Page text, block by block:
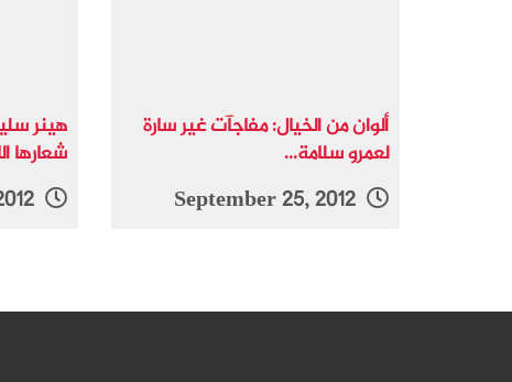
ألوان من الخيال: مفاجآت غير سارة
لعمرو سلامة...
هينر
شعارها
January 27, 2012